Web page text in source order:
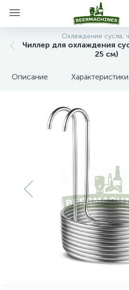
Охлаждение сусла,
Чиллер для охлаждения
25 см)
Описание Характеристики